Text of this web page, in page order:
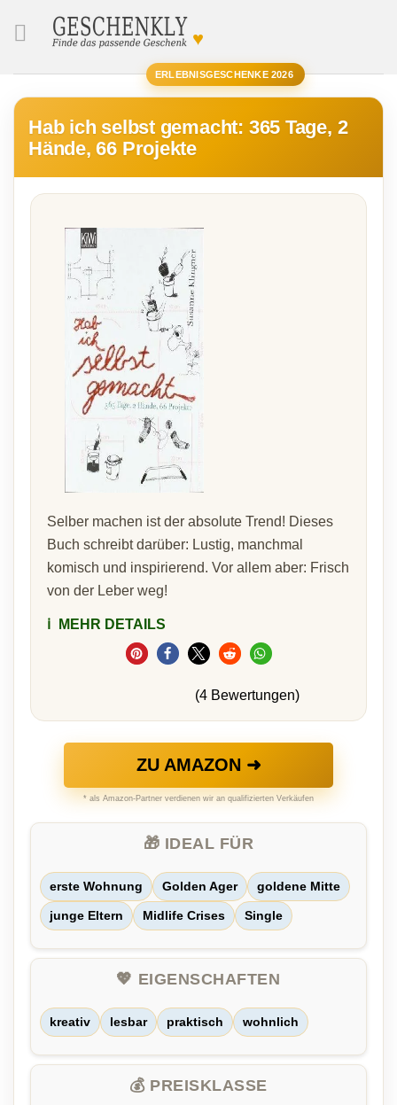
ERLEBNISGESCHENKE 2026
♥
Hab ich selbst gemacht: 365 Tage, 2
Hände, 66 Projekte
Selber machen ist der absolute Trend! Dieses
Buch schreibt darüber: Lustig, manchmal
komisch und inspirierend. Vor allem aber: Frisch
von der Leber weg!
ℹ️ MEHR DETAILS
(4 Bewertungen)
ZU AMAZON ➜
* als Amazon-Partner verdienen wir an qualifizierten Verkäufen
🎁 IDEAL FÜR
erste Wohnung Golden Ager goldene Mitte
junge Eltern Midlife Crises Single
💖 EIGENSCHAFTEN
kreativ lesbar praktisch wohnlich
💰 PREISKLASSE